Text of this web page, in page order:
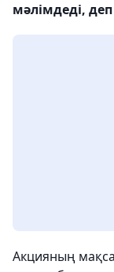
мәлімдеді,
Акцияның